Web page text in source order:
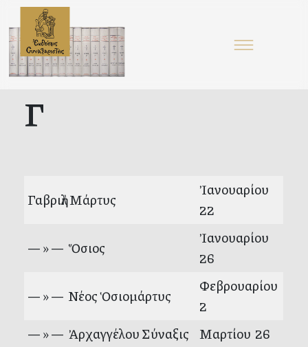
Γ
Γαβριὴλ Μάρτυς
Ἰανουαρίου
22
— » — Ὅσιος
Ἰανουαρίου
26
— » — Νέος Ὁσιομάρτυς
Φεβρουαρίου
2
— » — Ἀρχαγγέλου Σύναξις Μαρτίου 26